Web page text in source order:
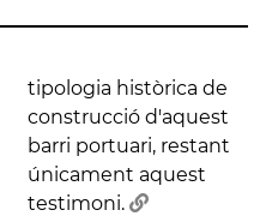
testimoni.